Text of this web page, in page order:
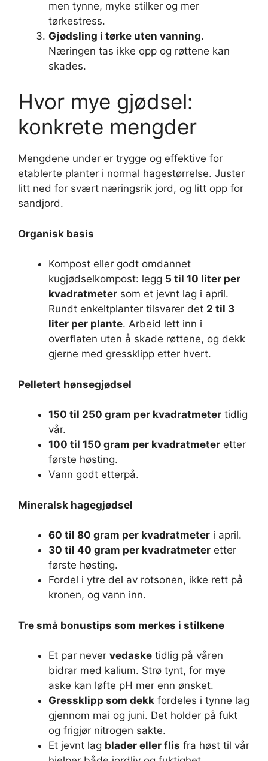
men tynne, myke stilker og mer
tørkestress.
Gjødsling i tørke uten vanning.
Næringen tas ikke opp og røttene kan
skades.
Hvor mye gjødsel:
konkrete mengder
Mengdene under er trygge og effektive for
etablerte planter i normal hagestørrelse. Juster
litt ned for svært næringsrik jord, og litt opp for
sandjord.
Organisk basis
Kompost eller godt omdannet
kugjødselkompost: legg 5 til 10 liter per
kvadratmeter som et jevnt lag i april.
Rundt enkeltplanter tilsvarer det 2 til 3
liter per plante. Arbeid lett inn i
overflaten uten å skade røttene, og dekk
gjerne med gressklipp etter hvert.
Pelletert hønsegjødsel
150 til 250 gram per kvadratmeter tidlig
vår.
100 til 150 gram per kvadratmeter etter
første høsting.
Vann godt etterpå.
Mineralsk hagegjødsel
60 til 80 gram per kvadratmeter i april.
30 til 40 gram per kvadratmeter etter
første høsting.
Fordel i ytre del av rotsonen, ikke rett på
kronen, og vann inn.
Tre små bonustips som merkes i stilkene
Et par never vedaske tidlig på våren
bidrar med kalium. Strø tynt, for mye
aske kan løfte pH mer enn ønsket.
Gressklipp som dekk fordeles i tynne lag
gjennom mai og juni. Det holder på fukt
og frigjør nitrogen sakte.
Et jevnt lag blader eller flis fra høst til vår